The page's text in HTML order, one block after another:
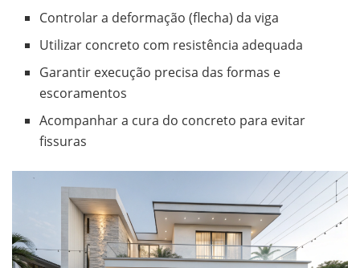
Controlar a deformação (flecha) da viga
Utilizar concreto com resistência adequada
Garantir execução precisa das formas e
escoramentos
Acompanhar a cura do concreto para evitar
fissuras